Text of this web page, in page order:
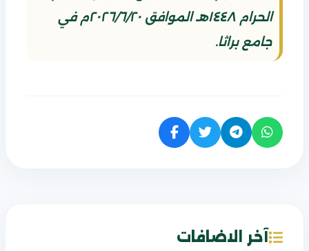
الحرام ١٤٤٨هـ الموافق ٢٠٢٦/٦/٢٠م في
جامع براثا.
آخر الاضافات